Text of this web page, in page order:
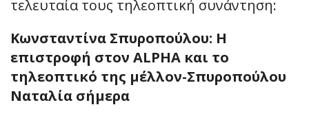
τελευταία τους τηλεοπτική συνάντηση:
Κωνσταντίνα Σπυροπούλου: Η
επιστροφή στον ALPHA και το
τηλεοπτικό της μέλλον-Σπυροπούλου
Ναταλία σήμερα